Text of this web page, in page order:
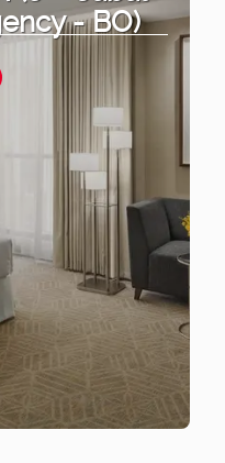
- BO)